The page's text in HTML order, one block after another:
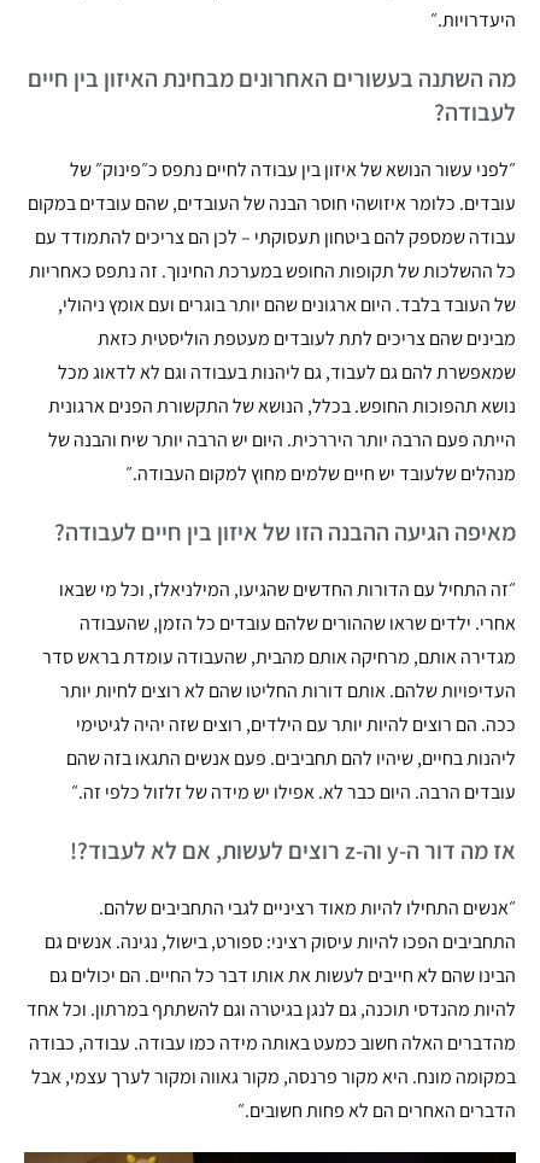
היעדרויות.״
מה השתנה בעשורים האחרונים מבחינת האיזון בין חיים
לעבודה?
״לפני עשור הנושא של איזון בין עבודה לחיים נתפס כ״פינוק״ של
עובדים. כלומר איזושהי חוסר הבנה של העובדים, שהם עובדים במקום
עבודה שמספק להם ביטחון תעסוקתי – לכן הם צריכים להתמודד עם
כל ההשלכות של תקופות החופש במערכת החינוך. זה נתפס כאחריות
של העובד בלבד. היום ארגונים שהם יותר בוגרים ועם אומץ ניהולי,
מבינים שהם צריכים לתת לעובדים מעטפת הוליסטית כזאת
שמאפשרת להם גם לעבוד, גם ליהנות בעבודה וגם לא לדאוג מכל
נושא תהפוכות החופש. בכלל, הנושא של התקשורת הפנים ארגונית
הייתה פעם הרבה יותר היררכית. היום יש הרבה יותר שיח והבנה של
מנהלים שלעובד יש חיים שלמים מחוץ למקום העבודה.״
מאיפה הגיעה ההבנה הזו של איזון בין חיים לעבודה?
״זה התחיל עם הדורות החדשים שהגיעו, המילניאלז, וכל מי שבאו
אחרי. ילדים שראו שההורים שלהם עובדים כל הזמן, שהעבודה
מגדירה אותם, מרחיקה אותם מהבית, שהעבודה עומדת בראש סדר
העדיפויות שלהם. אותם דורות החליטו שהם לא רוצים לחיות יותר
ככה. הם רוצים להיות יותר עם הילדים, רוצים שזה יהיה לגיטימי
ליהנות בחיים, שיהיו להם תחביבים. פעם אנשים התגאו בזה שהם
עובדים הרבה. היום כבר לא. אפילו יש מידה של זלזול כלפי זה.״
אז מה דור ה-y וה-z רוצים לעשות, אם לא לעבוד?!
״אנשים התחילו להיות מאוד רציניים לגבי התחביבים שלהם.
התחביבים הפכו להיות עיסוק רציני: ספורט, בישול, נגינה. אנשים גם
הבינו שהם לא חייבים לעשות את אותו דבר כל החיים. הם יכולים גם
להיות מהנדסי תוכנה, גם לנגן בגיטרה וגם להשתתף במרתון. וכל אחד
מהדברים האלה חשוב כמעט באותה מידה כמו עבודה. עבודה, כבודה
במקומה מונח. היא מקור פרנסה, מקור גאווה ומקור לערך עצמי, אבל
הדברים האחרים הם לא פחות חשובים.״